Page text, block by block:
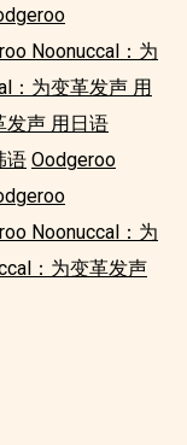
Noonuccal：为
：为变革发声 用
发声 用日语
语 Oodgeroo
Noonuccal：为
：为变革发声